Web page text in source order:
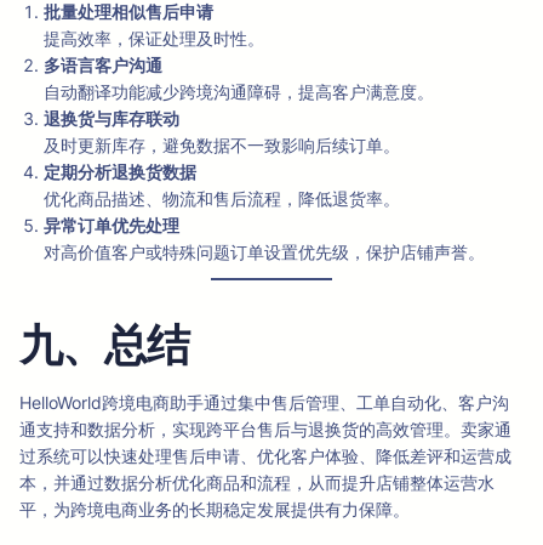
批量处理相似售后申请
提高效率，保证处理及时性。
多语言客户沟通
自动翻译功能减少跨境沟通障碍，提高客户满意度。
退换货与库存联动
及时更新库存，避免数据不一致影响后续订单。
定期分析退换货数据
优化商品描述、物流和售后流程，降低退货率。
异常订单优先处理
对高价值客户或特殊问题订单设置优先级，保护店铺声誉。
九、总结
HelloWorld跨境电商助手通过集中售后管理、工单自动化、客户沟
通支持和数据分析，实现跨平台售后与退换货的高效管理。卖家通
过系统可以快速处理售后申请、优化客户体验、降低差评和运营成
本，并通过数据分析优化商品和流程，从而提升店铺整体运营水
平，为跨境电商业务的长期稳定发展提供有力保障。